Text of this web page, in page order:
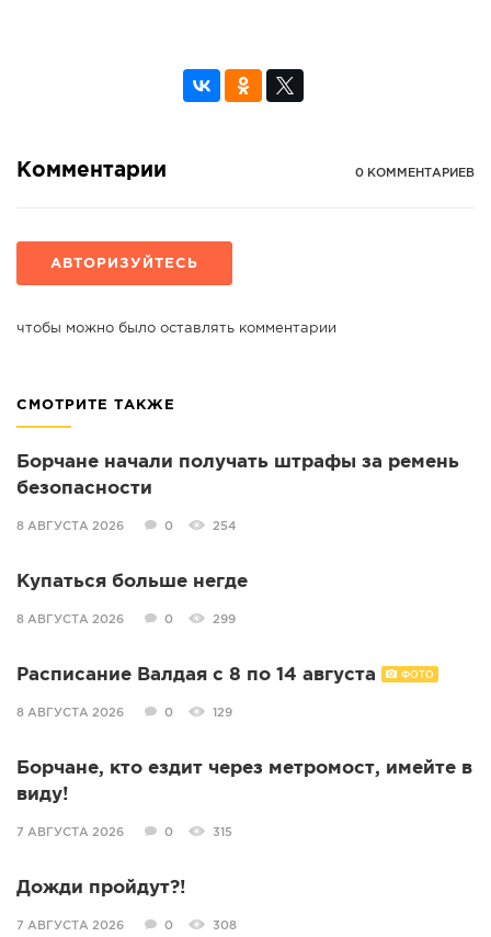
Комментарии 0 КОММЕНТАРИЕВ
АВТОРИЗУЙТЕСЬ
чтобы можно было оставлять комментарии
СМОТРИТЕ ТАКЖЕ
Борчане начали получать штрафы за ремень
безопасности
8 АВГУСТА 2026 0 254
Купаться больше негде
8 АВГУСТА 2026 0 299
Расписание Валдая с 8 по 14 августа ФОТО
8 АВГУСТА 2026 0 129
Борчане, кто ездит через метромост, имейте в
виду!
7 АВГУСТА 2026 0 315
Дожди пройдут?!
7 АВГУСТА 2026 0 308